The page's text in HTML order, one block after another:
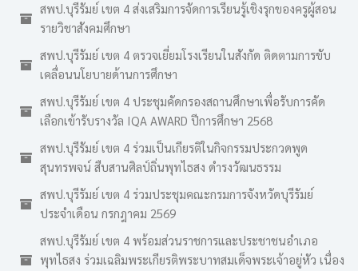
สพป.บุรีรัมย์ เขต 4 ส่งเสริมการจัดการเรียนรู้เชิงรุกของครูผู้สอน
รายวิชาสังคมศึกษา
สพป.บุรีรัมย์ เขต 4 ตรวจเยี่ยมโรงเรียนในสังกัด ติดตามการขับ
เคลื่อนนโยบายด้านการศึกษา
สพป.บุรีรัมย์ เขต 4 ประชุมคัดกรองสถานศึกษาเพื่อรับการคัด
เลือกเข้ารับรางวัล IQA AWARD ปีการศึกษา 2568
สพป.บุรีรัมย์ เขต 4 ร่วมเป็นเกียรติในกิจกรรมประกวดพูด
สุนทรพจน์ สืบสานศิลป์ถิ่นพุทไธสง ดำรงวัฒนธรรม
สพป.บุรีรัมย์ เขต 4 ร่วมประชุมคณะกรมการจังหวัดบุรีรัมย์
ประจำเดือน กรกฎาคม 2569
สพป.บุรีรัมย์ เขต 4 พร้อมส่วนราชการและประชาชนอำเภอ
พุทไธสง ร่วมเฉลิมพระเกียรติพระบาทสมเด็จพระเจ้าอยู่หัว เนื่อง